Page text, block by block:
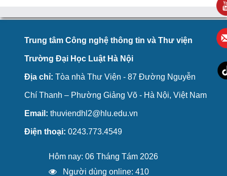
Trung tâm Công nghệ thông tin và Thư viện
Trường Đại Học Luật Hà Nội
Địa chỉ: Tòa nhà Thư Viện - 87 Đường Nguyễn
Chí Thanh – Phường Giảng Võ - Hà Nội, Việt Nam
Email: thuviendhl2@hlu.edu.vn
Điện thoại: 0243.773.4549
Hôm nay: 06 Tháng Tám 2026
Người dùng online: 410